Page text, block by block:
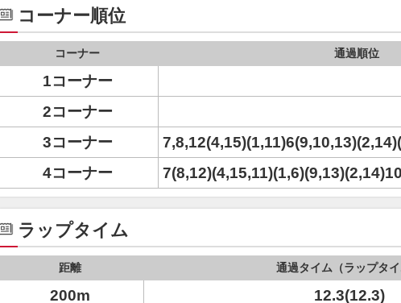
コーナー順位
コーナー 通過順位
1コーナー
2コーナー
3コーナー
4コーナー
ラップタイム
距離 通過タイム（ラップタイ
200m
12.3(12.3)